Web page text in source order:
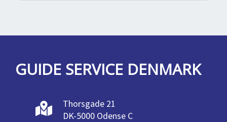
GUIDE SERVICE DENMARK
Thorsgade 21
DK-5000 Odense C